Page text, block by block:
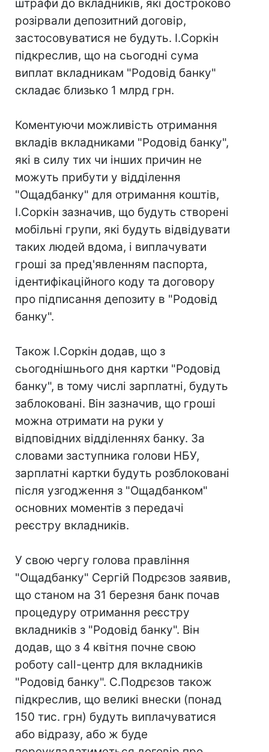
штрафи до вкладників, які достроково
розірвали депозитний договір,
застосовуватися не будуть. І.Соркін
підкреслив, що на сьогодні сума
виплат вкладникам "Родовід банку"
складає близько 1 млрд грн.
Коментуючи можливість отримання
вкладів вкладниками "Родовід банку",
які в силу тих чи інших причин не
можуть прибути у відділення
"Ощадбанку" для отримання коштів,
І.Соркін зазначив, що будуть створені
мобільні групи, які будуть відвідувати
таких людей вдома, і виплачувати
гроші за пред'явленням паспорта,
ідентифікаційного коду та договору
про підписання депозиту в "Родовід
банку".
Також І.Соркін додав, що з
сьогоднішнього дня картки "Родовід
банку", в тому числі зарплатні, будуть
заблоковані. Він зазначив, що гроші
можна отримати на руки у
відповідних відділеннях банку. За
словами заступника голови НБУ,
зарплатні картки будуть розблоковані
після узгодження з "Ощадбанком"
основних моментів з передачі
реєстру вкладників.
У свою чергу голова правління
"Ощадбанку" Сергій Подрєзов заявив,
що станом на 31 березня банк почав
процедуру отримання реєстру
вкладників з "Родовід банку". Він
додав, що з 4 квітня почне свою
роботу call-центр для вкладників
"Родовід банку". С.Подрєзов також
підкреслив, що великі внески (понад
150 тис. грн) будуть виплачуватися
або відразу, або ж буде